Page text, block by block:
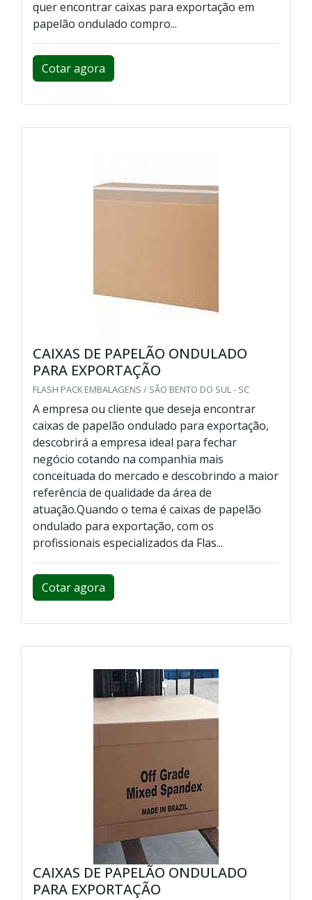
quer encontrar caixas para exportação em
papelão ondulado compro...
Cotar agora
CAIXAS DE PAPELÃO ONDULADO
PARA EXPORTAÇÃO
FLASH PACK EMBALAGENS / SÃO BENTO DO SUL - SC
A empresa ou cliente que deseja encontrar
caixas de papelão ondulado para exportação,
descobrirá a empresa ideal para fechar
negócio cotando na companhia mais
conceituada do mercado e descobrindo a maior
referência de qualidade da área de
atuação.Quando o tema é caixas de papelão
ondulado para exportação, com os
profissionais especializados da Flas...
Cotar agora
CAIXAS DE PAPELÃO ONDULADO
PARA EXPORTAÇÃO